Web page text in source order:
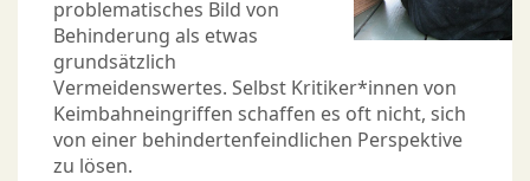
problematisches Bild von
Behinderung als etwas
grundsätzlich
Vermeidenswertes. Selbst Kritiker*innen von
Keimbahneingriffen schaffen es oft nicht, sich
von einer behindertenfeindlichen Per­spektive
zu lösen.